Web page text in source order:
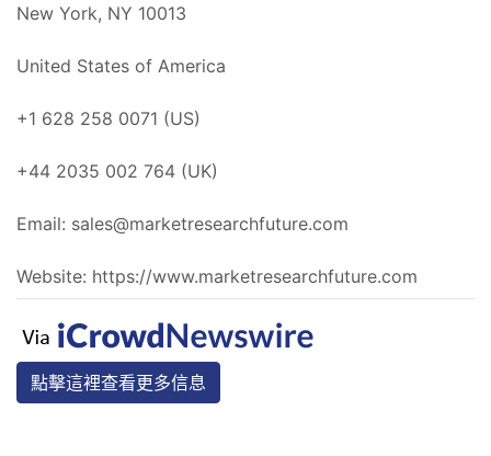
New York, NY 10013
United States of America
+1 628 258 0071 (US)
+44 2035 002 764 (UK)
Email: sales@marketresearchfuture.com
Website: https://www.marketresearchfuture.com
點擊這裡查看更多信息